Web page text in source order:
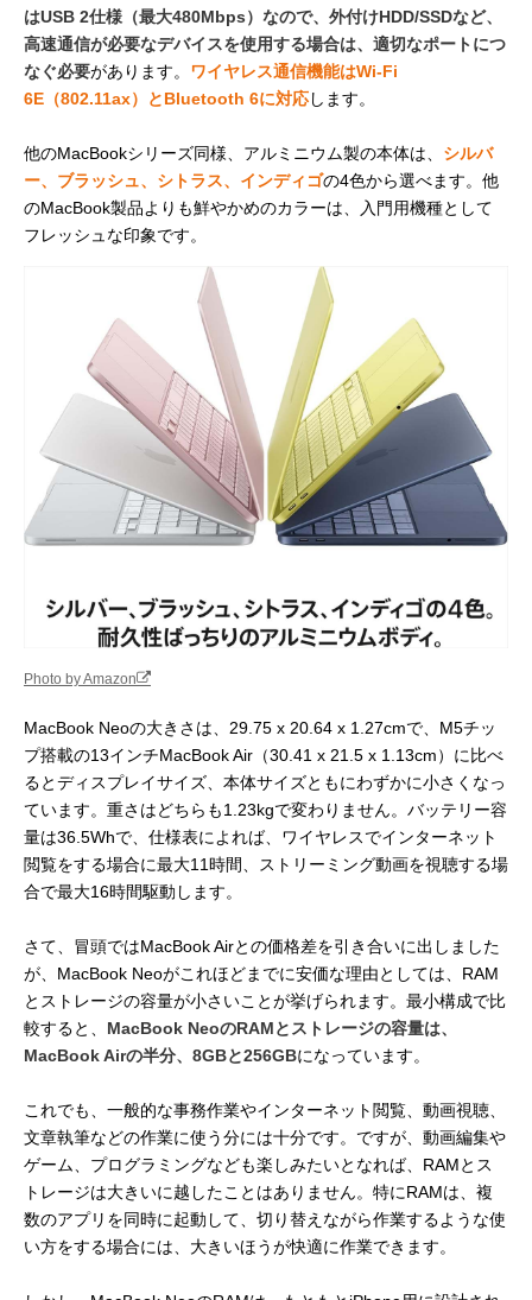
はUSB 2仕様（最大480Mbps）なので、外付けHDD/SSDなど、
高速通信が必要なデバイスを使用する場合は、適切なポートにつ
なぐ必要があります。 ワイヤレス通信機能はWi - Fi
6E（802.11ax）とBluetooth 6に対応します。
他のMacBookシリーズ同様、アルミニウム製の本体は、 シルバ
ー、ブラッシュ、シトラス、インディゴの4色から選べます。他
のMacBook製品よりも鮮やかめのカラーは、入門用機種として
フレッシュな印象です。
Photo by Amazon
MacBook Neoの大きさは、29.75 x 20.64 x 1.27cmで、M5チッ
プ搭載の13インチMacBook Air（30.41 x 21.5 x 1.13cm）に比べ
るとディスプレイサイズ、本体サイズともにわずかに小さくなっ
ています。重さはどちらも1.23kgで変わりません。バッテリー容
量は36.5Whで、仕様表によれば、ワイヤレスでインターネット
閲覧をする場合に最大11時間、ストリーミング動画を視聴する場
合で最大16時間駆動します。
さて、冒頭ではMacBook Airとの価格差を引き合いに出しました
が、MacBook Neoがこれほどまでに安価な理由としては、RAM
とストレージの容量が小さいことが挙げられます。最小構成で比
較すると、 MacBook NeoのRAMとストレージの容量は、
MacBook Airの半分、8GBと256GBになっています。
これでも、一般的な事務作業やインターネット閲覧、動画視聴、
文章執筆などの作業に使う分には十分です。ですが、動画編集や
ゲーム、プログラミングなども楽しみたいとなれば、RAMとス
トレージは大きいに越したことはありません。特にRAMは、複
数のアプリを同時に起動して、切り替えながら作業するような使
い方をする場合には、大きいほうが快適に作業できます。